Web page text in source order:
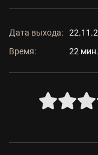
Дата выхода:
Время:
22 мин.